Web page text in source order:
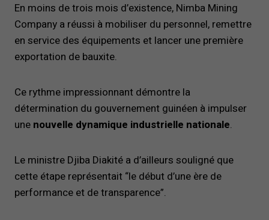
En moins de trois mois d’existence, Nimba Mining
Company a réussi à mobiliser du personnel, remettre
en service des équipements et lancer une première
exportation de bauxite.
Ce rythme impressionnant démontre la
détermination du gouvernement guinéen à impulser
une nouvelle dynamique industrielle nationale.
Le ministre Djiba Diakité a d’ailleurs souligné que
cette étape représentait “le début d’une ère de
performance et de transparence”.